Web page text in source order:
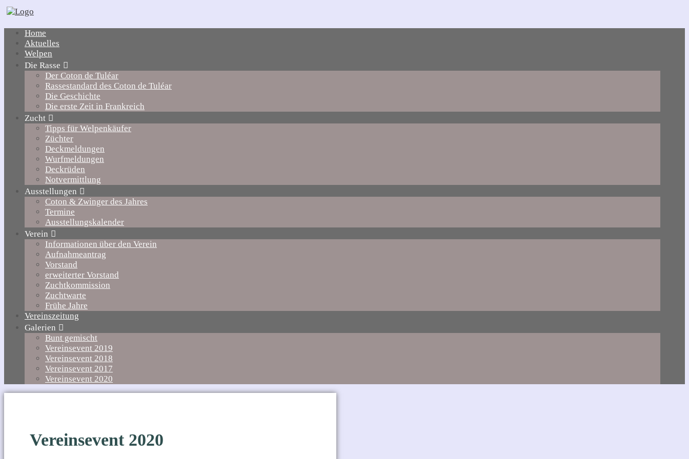
Home
Aktuelles
Welpen
Die Rasse
Der Coton de Tuléar
Rassestandard des Coton de Tuléar
Die Geschichte
Die erste Zeit in Frankreich
Zucht
Tipps für Welpenkäufer
Züchter
Deckmeldungen
Wurfmeldungen
Deckrüden
Notvermittlung
Ausstellungen
Coton & Zwinger des Jahres
Termine
Ausstellungskalender
Verein
Informationen über den Verein
Aufnahmeantrag
Vorstand
erweiterter Vorstand
Zuchtkommission
Zuchtwarte
Frühe Jahre
Vereinszeitung
Galerien
Bunt gemischt
Vereinsevent 2019
Vereinsevent 2018
Vereinsevent 2017
Vereinsevent 2020
Vereinsevent 2020